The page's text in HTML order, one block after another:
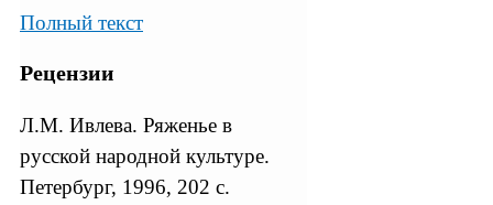
Полный текст
Рецензии
Л.М. Ивлева. Ряженье в
русской народной культуре.
Петербург, 1996, 202 с.